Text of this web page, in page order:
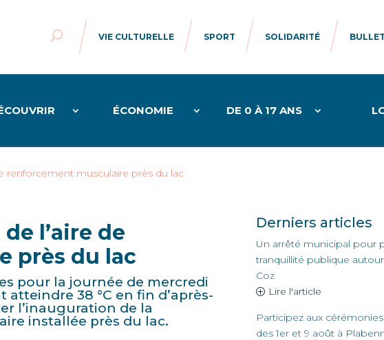
VIE CULTURELLE SPORT SOLIDARITÉ
ÉCONOMIE DE 0 À 17 ANS
renforcement musculaire près du lac
l’aire de
près du lac
pour la journée de mercredi
38 °C en fin d’après-
l’inauguration de la
installée près du lac.
Derniers articles
Un arrêté municipal pour
tranquillité publique
Coz
Lire l'article
Participez aux
des 1er et 9 août à